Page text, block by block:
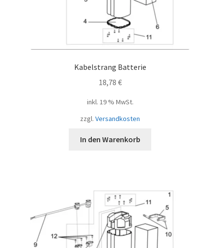
Kabelstrang Batterie
18,78 €
inkl. 19 % MwSt.
zzgl. Versandkosten
In den Warenkorb